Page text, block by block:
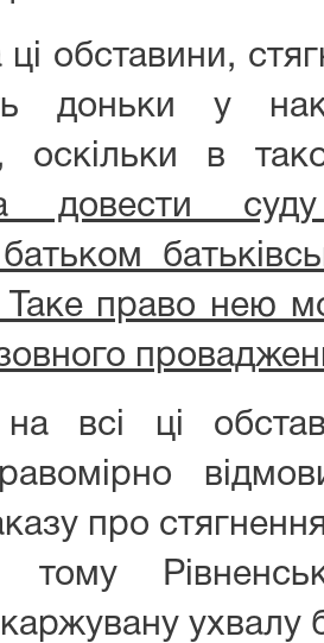
обставини,
доньки у
оскільки в
довести
право нею
всі ці
про стягнення
тому
ухвалу